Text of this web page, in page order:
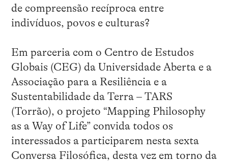
de compreensão recíproca entre
indivíduos, povos e culturas?
Em parceria com o Centro de Estudos
Globais (CEG) da Universidade Aberta e a
Associação para a Resiliência e a
Sustentabilidade da Terra – TARS
(Torrão), o projeto “Mapping Philosophy
as a Way of Life” convida todos os
interessados a participarem nesta sexta
Conversa Filosófica, desta vez em torno da